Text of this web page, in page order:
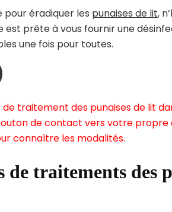
pour éradiquer les punaises de lit,
est prête à vous fournir une
une fois pour toutes.
traitement des punaises de lit
de contact vers votre propre
connaître les modalités.
de traitements des